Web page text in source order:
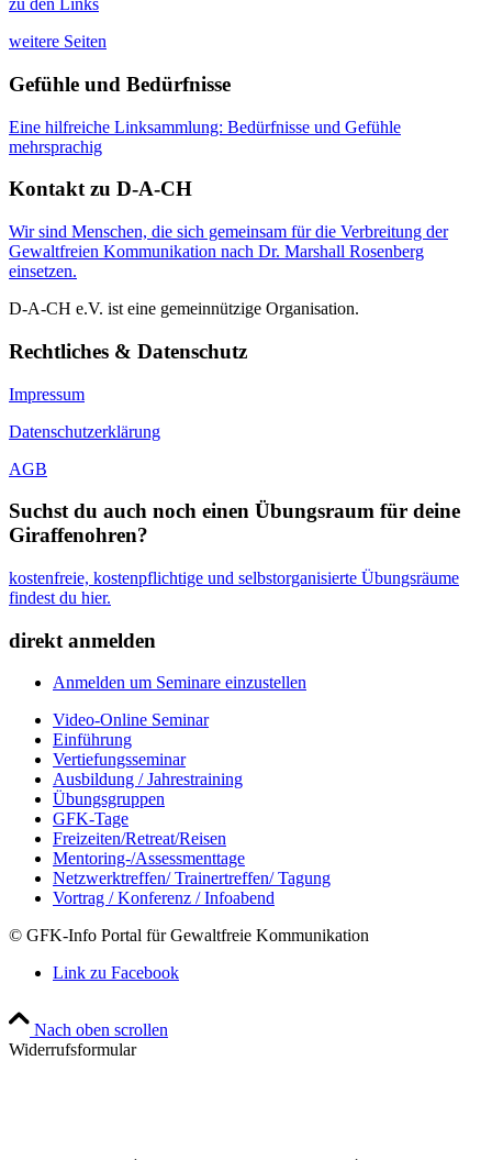
zu den Links
weitere Seiten
Gefühle und Bedürfnisse
Eine hilfreiche Linksammlung: Bedürfnisse und Gefühle
mehrsprachig
Kontakt zu D-A-CH
Wir sind Menschen, die sich gemeinsam für die Verbreitung der
Gewaltfreien Kommunikation nach Dr. Marshall Rosenberg
einsetzen.
D-A-CH e.V. ist eine gemeinnützige Organisation.
Rechtliches & Datenschutz
Impressum
Datenschutzerklärung
AGB
Suchst du auch noch einen Übungsraum für deine
Giraffenohren?
kostenfreie, kostenpflichtige und selbstorganisierte Übungsräume
findest du hier.
direkt anmelden
Anmelden um Seminare einzustellen
Video-Online Seminar
Einführung
Vertiefungsseminar
Ausbildung / Jahrestraining
Übungsgruppen
GFK-Tage
Freizeiten/Retreat/Reisen
Mentoring-/Assessmenttage
Netzwerktreffen/ Trainertreffen/ Tagung
Vortrag / Konferenz / Infoabend
© GFK-Info Portal für Gewaltfreie Kommunikation
Link zu Facebook
Nach oben scrollen
Widerrufsformular